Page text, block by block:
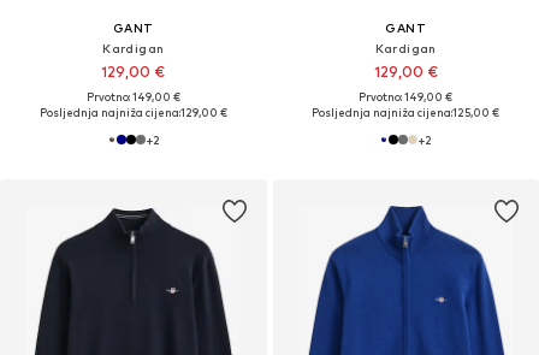
GANT
Kardigan
129,00 €
Prvotno: 149,00 €
Posljednja najniža cijena:129,00 €
+2
GANT
Kardigan
129,00 €
Prvotno: 149,00 €
Posljednja najniža cijena:125,00 €
+2